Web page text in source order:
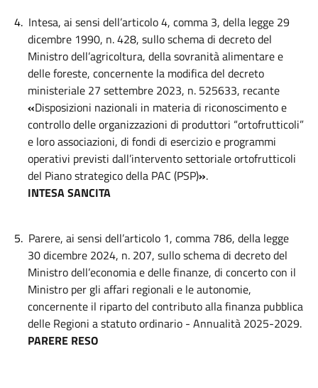
4. Intesa, ai sensi dell’articolo 4, comma 3, della legge 29
dicembre 1990, n. 428, sullo schema di decreto del
Ministro dell’agricoltura, della sovranità alimentare e
delle foreste, concernente la modifica del decreto
ministeriale 27 settembre 2023, n. 525633, recante
«Disposizioni nazionali in materia di riconoscimento e
controllo delle organizzazioni di produttori “ortofrutticoli”
e loro associazioni, di fondi di esercizio e programmi
operativi previsti dall’intervento settoriale ortofrutticoli
del Piano strategico della PAC (PSP)».
INTESASANCITA
5. Parere, ai sensi dell’articolo 1, comma 786, della legge
30 dicembre 2024, n. 207, sullo schema di decreto del
Ministro dell’economia e delle finanze, di concerto con il
Ministro per gli affari regionali e le autonomie,
concernente il riparto del contributo alla finanza pubblica
delle Regioni a statuto ordinario - Annualità 2025-2029.
PARERE RESO